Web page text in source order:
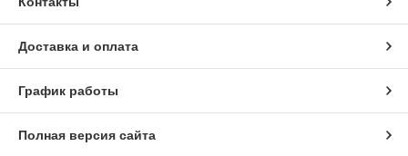
Доставка и оплата
График работы
Полная версия сайта